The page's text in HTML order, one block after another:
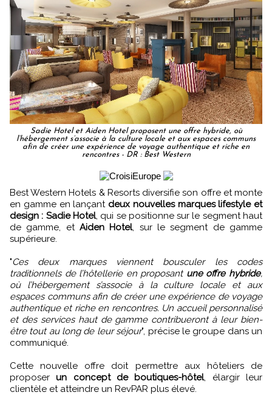
Sadie Hotel et Aiden Hotel proposent une offre hybride, où
l’hébergement s’associe à la culture locale et aux espaces communs
afin de créer une expérience de voyage authentique et riche en
rencontres - DR : Best Western
Best Western Hotels & Resorts diversifie son offre et monte
en gamme en lançant deux nouvelles marques lifestyle et
design : Sadie Hotel, qui se positionne sur le segment haut
de gamme, et Aiden Hotel, sur le segment de gamme
supérieure.
"Ces deux marques viennent bousculer les codes
traditionnels de l’hôtellerie en proposant une offre hybride,
où l’hébergement s’associe à la culture locale et aux
espaces communs afin de créer une expérience de voyage
authentique et riche en rencontres. Un accueil personnalisé
et des services haut de gamme contribueront à leur bien-
être tout au long de leur séjour", précise le groupe dans un
communiqué.
Cette nouvelle offre doit permettre aux hôteliers de
proposerun concept de boutiques-hôtel, élargir leur
clientèle et atteindre un RevPAR plus élevé.